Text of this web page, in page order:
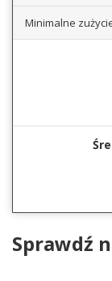
Minimalne
Sprawdź